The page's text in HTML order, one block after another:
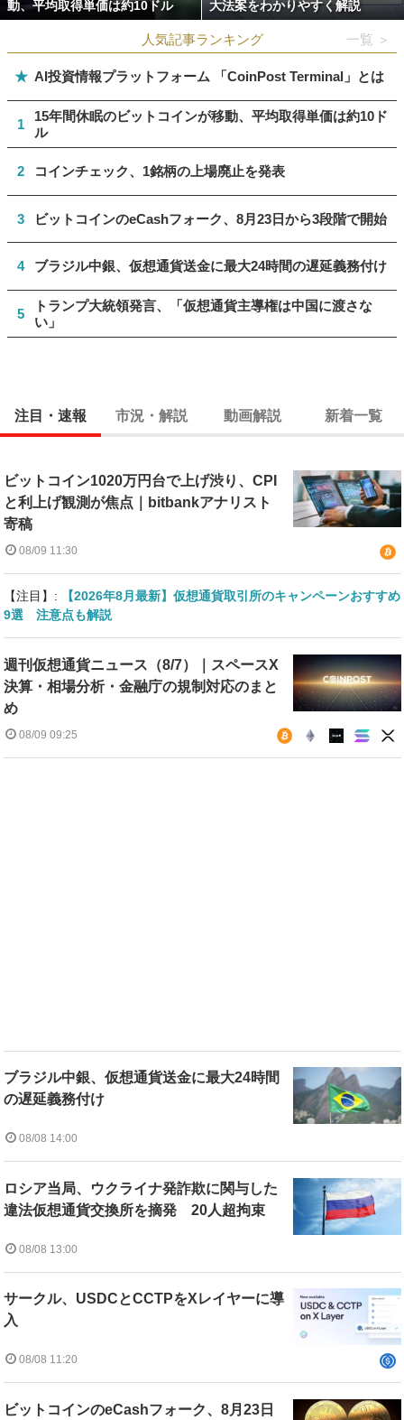
動、平均取得単価は約10ドル 大法案をわかりやすく解説
人気記事ランキング 一覧 ＞
★ AI投資情報プラットフォーム 「CoinPost Terminal」とは
1
15年間休眠のビットコインが移動、平均取得単価は約10ド
ル
2 コインチェック、1銘柄の上場廃止を発表
3 ビットコインのeCashフォーク、8月23日から3段階で開始
4 ブラジル中銀、仮想通貨送金に最大24時間の遅延義務付け
5
トランプ大統領発言、「仮想通貨主導権は中国に渡さな
い」
注目・速報 市況・解説 動画解説 新着一覧
ビットコイン1020万円台で上げ渋り、CPI
と利上げ観測が焦点｜bitbankアナリスト
寄稿
08/09 11:30
【注目】:
【2026年8月最新】仮想通貨取引所のキャンペーンおすすめ
9選 注意点も解説
週刊仮想通貨ニュース（8/7）｜スペースX
決算・相場分析・金融庁の規制対応のまと
め
08/09 09:25
ブラジル中銀、仮想通貨送金に最大24時間
の遅延義務付け
08/08 14:00
ロシア当局、ウクライナ発詐欺に関与した
違法仮想通貨交換所を摘発 20人超拘束
08/08 13:00
サークル、USDCとCCTPをXレイヤーに導
入
08/08 11:20
ビットコインのeCashフォーク、8月23日